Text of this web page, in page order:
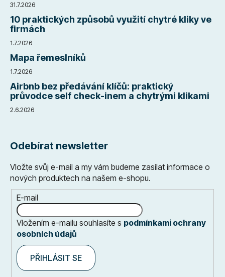
31.7.2026
10 praktických způsobů využití chytré kliky ve
firmách
1.7.2026
Mapa řemeslníků
1.7.2026
Airbnb bez předávání klíčů: praktický
průvodce self check-inem a chytrými klikami
2.6.2026
Odebírat newsletter
Vložte svůj e-mail a my vám budeme zasílat informace o
nových produktech na našem e-shopu.
E-mail
Vložením e-mailu souhlasíte s podmínkami ochrany
osobních údajů
PŘIHLÁSIT SE